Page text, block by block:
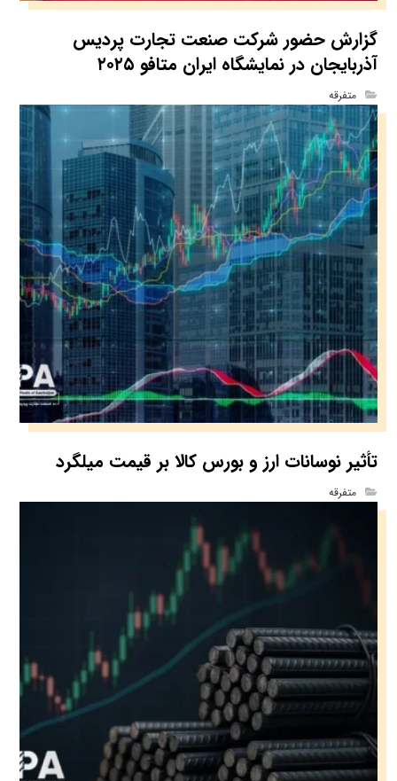
گزارش حضور شرکت صنعت تجارت پردیس
آذربایجان در نمایشگاه ایران متافو ۲۰۲۵
متفرقه
تأثیر نوسانات ارز و بورس کالا بر قیمت میلگرد
متفرقه